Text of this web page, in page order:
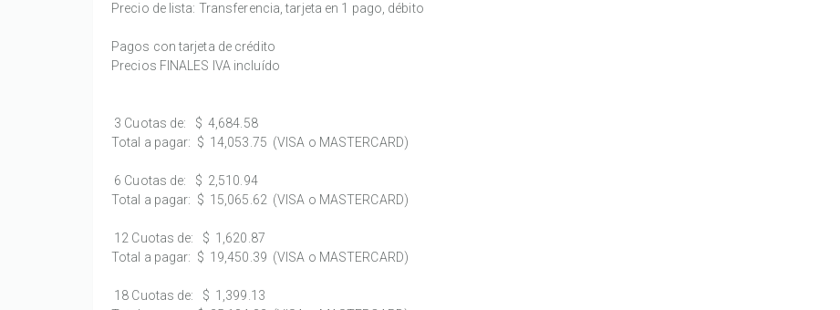
Precio de lista: Transferencia, tarjeta en 1 pago, débito
Pagos con tarjeta de crédito
Precios FINALES IVA incluído
3 Cuotas de:
$ 4,684.58
Total a pagar: $ 14,053.75 (VISA o MASTERCARD)
6 Cuotas de:
$ 2,510.94
Total a pagar: $ 15,065.62 (VISA o MASTERCARD)
12 Cuotas de:
$ 1,620.87
Total a pagar: $ 19,450.39 (VISA o MASTERCARD)
18 Cuotas de:
$ 1,399.13